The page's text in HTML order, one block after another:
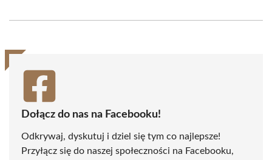
(Twitter)
Dołącz do nas na Facebooku!
Odkrywaj, dyskutuj i dziel się tym co najlepsze!
Przyłącz się do naszej społeczności na Facebooku,